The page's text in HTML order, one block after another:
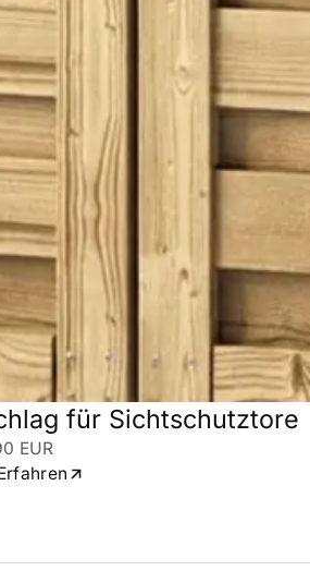
für Sichtschutztore
EUR